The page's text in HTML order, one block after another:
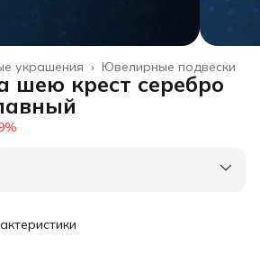
Ювелирные подвески
украшения ›
шею крест серебро
%